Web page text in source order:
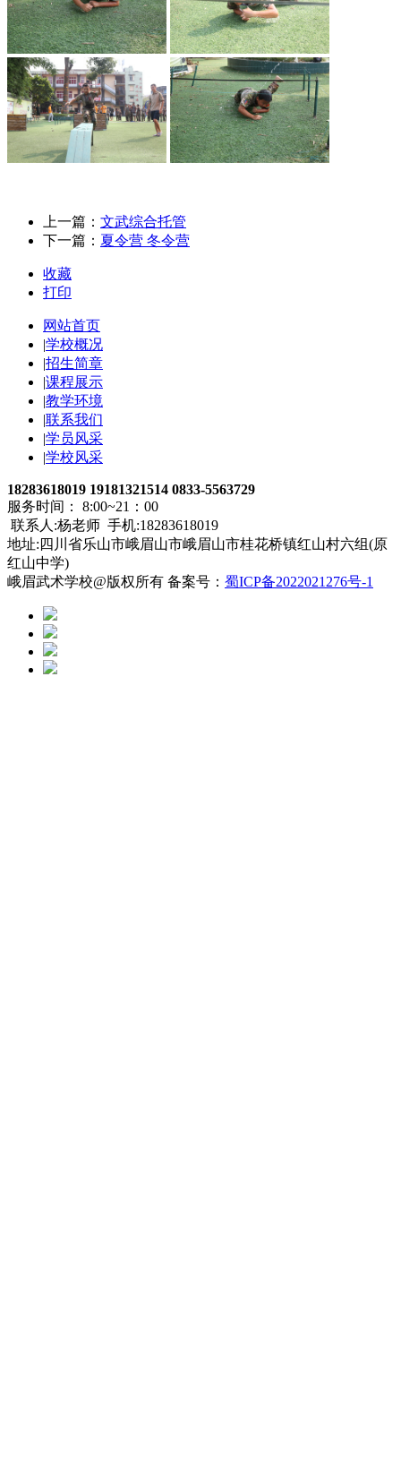
上一篇： 文武综合托管
下一篇： 夏令营 冬令营
收藏
打印
网站首页
|学校概况
|招生简章
|课程展示
|教学环境
|联系我们
|学员风采
|学校风采
18283618019 19181321514 0833-5563729
服务时间： 8:00~21：00
联系人:杨老师 手机:18283618019
地址:四川省乐山市峨眉山市峨眉山市桂花桥镇红山村六组(原
红山中学)
峨眉武术学校@版权所有 备案号： 蜀ICP备2022021276号-1